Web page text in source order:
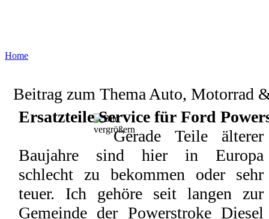
Home
Beitrag zum Thema Auto, Motorrad
Ersatzteile Service für Ford
Gerade Teile älterer
Baujahre sind hier in Europa
schlecht zu bekommen oder sehr
teuer. Ich gehöre seit langen zur
Gemeinde der Powerstroke Diesel